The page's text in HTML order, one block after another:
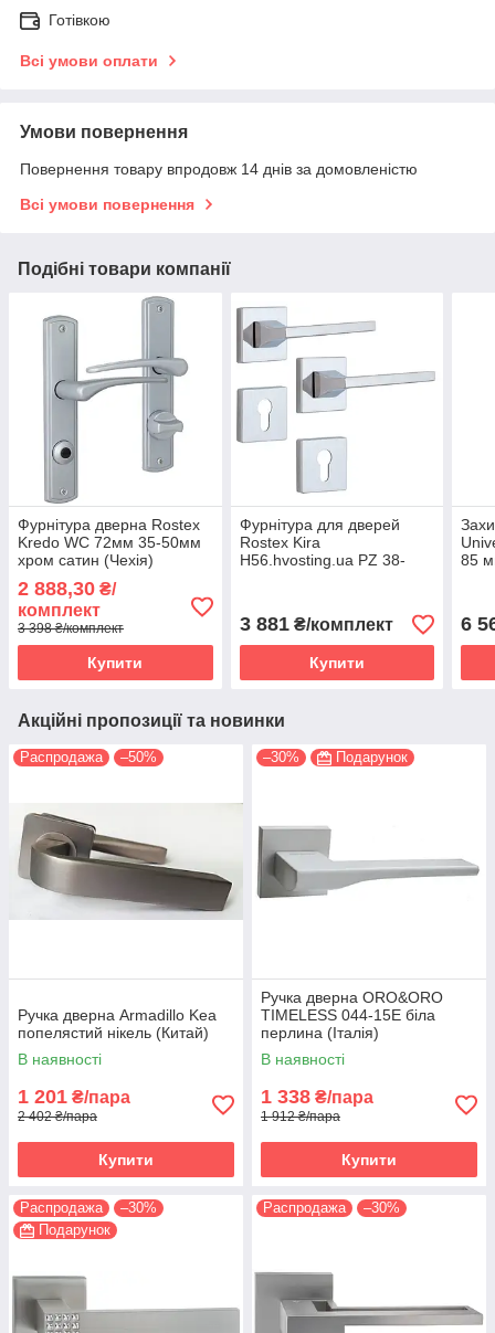
Готівкою
Всі умови оплати
Умови повернення
Повернення товару впродовж 14 днів за домовленістю
Всі умови повернення
Подібні товари компанії
Фурнітура дверна Rostex
Kredo WC 72мм 35-50мм
хром сатин (Чехія)
2 888,30 ₴/
комплект
3 398 ₴/комплект
Купити
Фурнітура для дверей
Rostex Kira
H56.hvosting.ua PZ 38-
3 881₴/комплект
Купити
85
6
Акційні пропозиції та новинки
Распродажа –50%
Ручка дверна Armadillo Kea
попелястий нікель (Китай)
В наявності
1 201 ₴/пара
2 402 ₴/пара
Купити
–30% Подарунок
Ручка дверна ORO&ORO
TIMELESS 044-15E біла
перлина (Італія)
В наявності
1 338 ₴/пара
1 912 ₴/пара
Купити
Распродажа
–30%
Подарунок
Распродажа –30%